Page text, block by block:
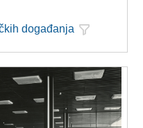
događanja